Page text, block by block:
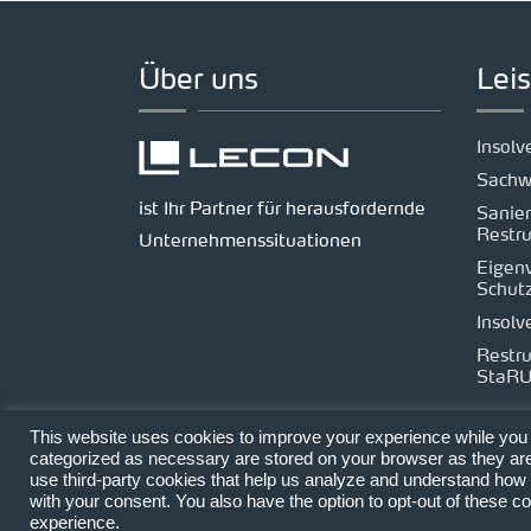
Über uns
ist Ihr Partner für herausfordernde
Unternehmenssituationen
Copyright © 2026 LECON Kontakt
This website uses cookies to improve your experience while
categorized as necessary are stored on your browser as they
use third-party cookies that help us analyze and understand
with your consent. You also have the option to opt-out of these
experience.